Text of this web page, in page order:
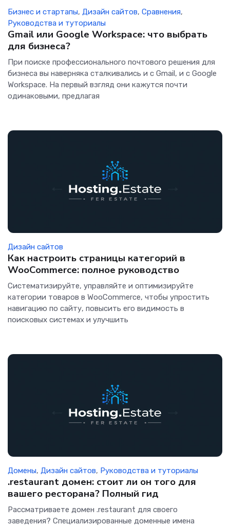
Бизнес и стартапы, Дизайн сайтов, Сравнения,
Руководства и туториалы
Gmail или Google Workspace: что выбрать
для бизнеса?
При поиске профессионального почтового решения для
бизнеса вы наверняка сталкивались и с Gmail, и с Google
Workspace. На первый взгляд они кажутся почти
одинаковыми, предлагая
Дизайн сайтов
Как настроить страницы категорий в
WooCommerce: полное руководство
Систематизируйте, управляйте и оптимизируйте
категории товаров в WooCommerce, чтобы упростить
навигацию по сайту, повысить его видимость в
поисковых системах и улучшить
Домены, Дизайн сайтов, Руководства и туториалы
.restaurant домен: стоит ли он того для
вашего ресторана? Полный гид
Рассматриваете домен .restaurant для своего
заведения? Специализированные доменные имена